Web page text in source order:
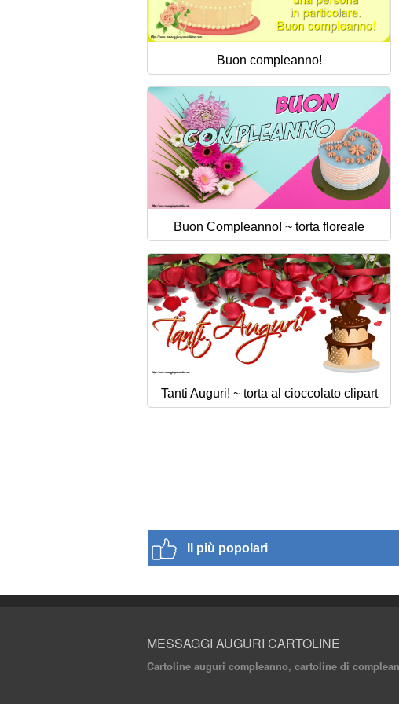
Buon compleanno!
Buon Compleanno! ~ torta floreale
Tanti Auguri! ~ torta al cioccolato clipart
Il più popolari
MESSAGGI AUGURI CARTOLINE
Cartoline auguri compleanno, cartoline di